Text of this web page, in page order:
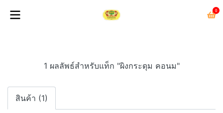
0
1 ผลลัพธ์สำหรับแท็ก "ผิงกระดุม คอนม"
สินค้า (1)